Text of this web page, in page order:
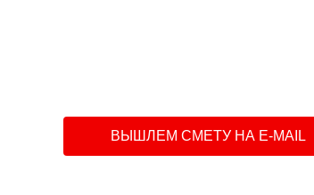
ВЫШЛЕМ СМЕТУ НА E-MAIL